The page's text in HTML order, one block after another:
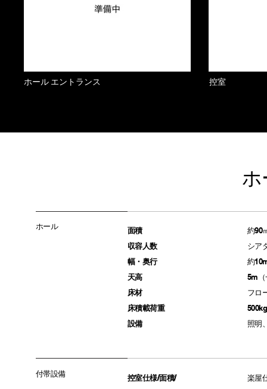
ホール エントランス 控室
ホ
ホール
面積
収容人数
幅・奥行
天高
床材
床積載荷重
​設備
約90
シア
約
5m
フロ
照明
付帯設備
控室仕様/面積/
楽屋